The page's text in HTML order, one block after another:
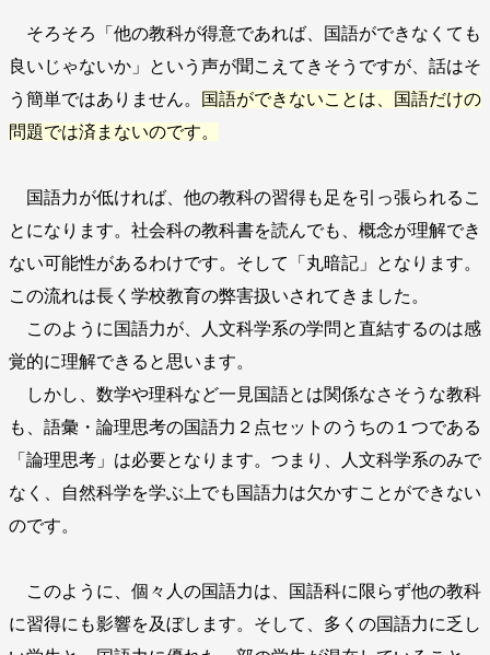
そろそろ「他の教科が得意であれば、国語ができなくても
良いじゃないか」という声が聞こえてきそうですが、話はそ
う簡単ではありません。
国語ができないことは、国語だけの
問題では済まないのです。
国語力が低ければ、他の教科の習得も足を引っ張られるこ
とになります。社会科の教科書を読んでも、概念が理解でき
ない可能性があるわけです。そして「丸暗記」となります。
この流れは長く学校教育の弊害扱いされてきました。
このように国語力が、人文科学系の学問と直結するのは感
覚的に理解できると思います。
しかし、数学や理科など一見国語とは関係なさそうな教科
も、語彙・論理思考の国語力２点セットのうちの１つである
「論理思考」は必要となります。つまり、人文科学系のみで
なく、自然科学を学ぶ上でも国語力は欠かすことができない
のです。
このように、個々人の国語力は、国語科に限らず他の教科
に習得にも影響を及ぼします。そして、多くの国語力に乏し